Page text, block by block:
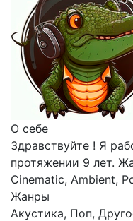
О себе
Здравствуйте ! Я
протяжении 9 лет.
Cinematic, Ambient,
Жанры
Акустика, Поп,